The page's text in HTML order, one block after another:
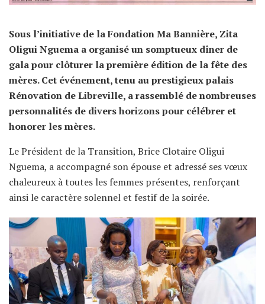
Sous l’initiative de la Fondation Ma Bannière, Zita
Oligui Nguema a organisé un somptueux dîner de
gala pour clôturer la première édition de la fête des
mères. Cet événement, tenu au prestigieux palais
Rénovation de Libreville, a rassemblé de nombreuses
personnalités de divers horizons pour célébrer et
honorer les mères.
Le Président de la Transition, Brice Clotaire Oligui
Nguema, a accompagné son épouse et adressé ses vœux
chaleureux à toutes les femmes présentes, renforçant
ainsi le caractère solennel et festif de la soirée.